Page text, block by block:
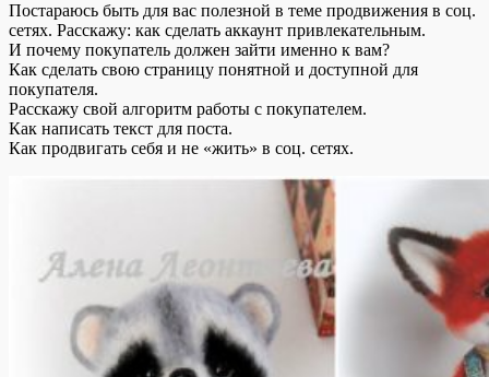
Постараюсь быть для вас полезной в теме продвижения в соц.
сетях. Расскажу: как сделать аккаунт привлекательным.
И почему покупатель должен зайти именно к вам?
Как сделать свою страницу понятной и доступной для
покупателя.
Расскажу свой алгоритм работы с покупателем.
Как написать текст для поста.
Как продвигать себя и не «жить» в соц. сетях.